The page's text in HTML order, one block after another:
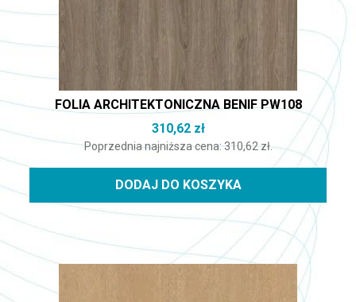
FOLIA ARCHITEKTONICZNA BENIF PW108
310,62 zł
Poprzednia najniższa cena:310,62 zł.
DODAJ DO KOSZYKA